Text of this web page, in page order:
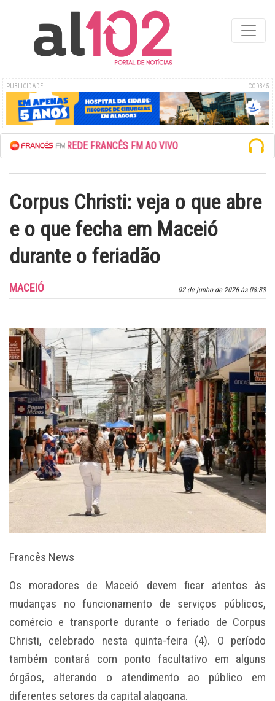
PUBLICIDADE COD345
ESCUTE A REDE FRANCÊS FM AO VIVO
Corpus Christi: veja o que abre
e o que fecha em Maceió
durante o feriadão
02 de junho de 2026 às 08:33
MACEIÓ
Francês News
Os moradores de Maceió devem ficar atentos às
mudanças no funcionamento de serviços públicos,
comércio e transporte durante o feriado de Corpus
Christi, celebrado nesta quinta-feira (4). O período
também contará com ponto facultativo em alguns
órgãos, alterando o atendimento ao público em
diferentes setores da capital alagoana.